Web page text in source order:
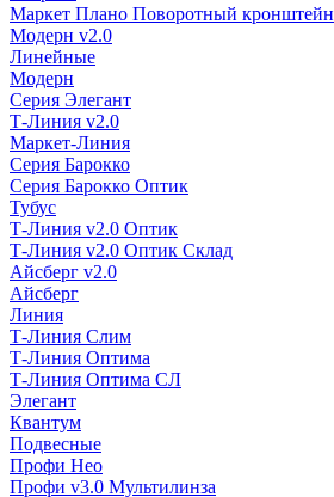
Маркет Плано Поворотный кронштейн
Модерн v2.0
Линейные
Модерн
Серия Элегант
Т-Линия v2.0
Маркет-Линия
Серия Барокко
Серия Барокко Оптик
Тубус
Т-Линия v2.0 Оптик
Т-Линия v2.0 Оптик Склад
Айсберг v2.0
Айсберг
Линия
Т-Линия Слим
Т-Линия Оптима
Т-Линия Оптима СЛ
Элегант
Квантум
Подвесные
Профи Нео
Профи v3.0 Мультилинза